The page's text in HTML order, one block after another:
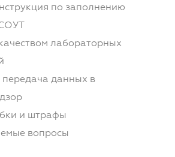
по заполнению
лабораторных
передача данных в
и штрафы
вопросы